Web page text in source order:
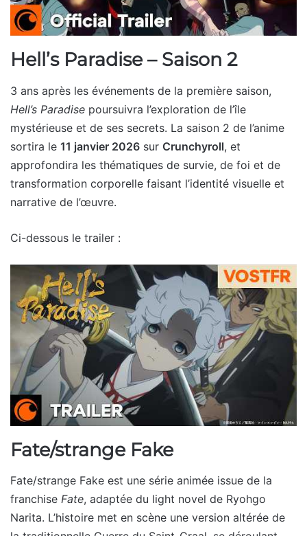
Hell’s Paradise – Saison 2
3 ans après les événements de la première saison,
Hell’s Paradise poursuivra l’exploration de l’île
mystérieuse et de ses secrets. La saison 2 de l’anime
sortira le 11 janvier 2026 sur Crunchyroll, et
approfondira les thématiques de survie, de foi et de
transformation corporelle faisant l’identité visuelle et
narrative de l’œuvre.
Ci-dessous le trailer :
Fate/strange Fake
Fate/strange Fake est une série animée issue de la
franchise Fate, adaptée du light novel de Ryohgo
Narita. L’histoire met en scène une version altérée de